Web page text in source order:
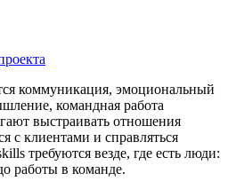
коммуникация, эмоциональный
командная работа
выстраивать отношения
с клиентами и справляться
требуются везде, где есть люди:
работы в команде.